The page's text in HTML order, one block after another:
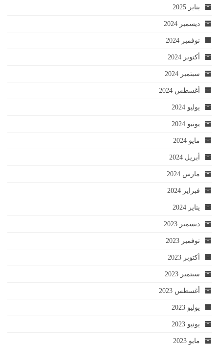
يناير 2025
ديسمبر 2024
نوفمبر 2024
أكتوبر 2024
سبتمبر 2024
أغسطس 2024
يوليو 2024
يونيو 2024
مايو 2024
أبريل 2024
مارس 2024
فبراير 2024
يناير 2024
ديسمبر 2023
نوفمبر 2023
أكتوبر 2023
سبتمبر 2023
أغسطس 2023
يوليو 2023
يونيو 2023
مايو 2023